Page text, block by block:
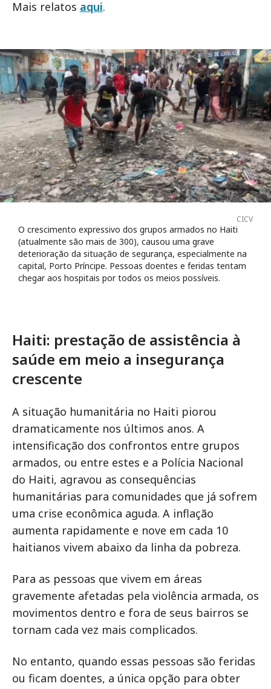
Mais relatos aqui.
CICV
O crescimento expressivo dos grupos armados no Haiti
(atualmente são mais de 300), causou uma grave
deterioração da situação de segurança, especialmente na
capital, Porto Príncipe. Pessoas doentes e feridas tentam
chegar aos hospitais por todos os meios possíveis.
Haiti: prestação de assistência à
saúde em meio a insegurança
crescente
A situação humanitária no Haiti piorou
dramaticamente nos últimos anos. A
intensificação dos confrontos entre grupos
armados, ou entre estes e a Polícia Nacional
do Haiti, agravou as consequências
humanitárias para comunidades que já sofrem
uma crise econômica aguda. A inflação
aumenta rapidamente e nove em cada 10
haitianos vivem abaixo da linha da pobreza.
Para as pessoas que vivem em áreas
gravemente afetadas pela violência armada, os
movimentos dentro e fora de seus bairros se
tornam cada vez mais complicados.
No entanto, quando essas pessoas são feridas
ou ficam doentes, a única opção para obter